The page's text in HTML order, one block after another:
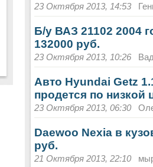
23 Октября 2013, 14:53
Б/у ВАЗ 21102 2004
132000 руб.
23 Октября 2013, 10:26
Авто Hyundai Getz
продется по низкой
23 Октября 2013, 06:30
Daewoo Nexia в
руб.
21 Октября 2013, 22:10